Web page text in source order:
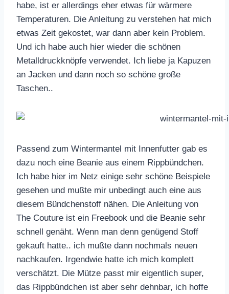
habe, ist er allerdings eher etwas für wärmere
Temperaturen. Die Anleitung zu verstehen hat mich
etwas Zeit gekostet, war dann aber kein Problem.
Und ich habe auch hier wieder die schönen
Metalldruckknöpfe verwendet. Ich liebe ja Kapuzen
an Jacken und dann noch so schöne große
Taschen..
Passend zum Wintermantel mit Innenfutter gab es
dazu noch eine Beanie aus einem Rippbündchen.
Ich habe hier im Netz einige sehr schöne Beispiele
gesehen und mußte mir unbedingt auch eine aus
diesem Bündchenstoff nähen. Die Anleitung von
The Couture ist ein Freebook und die Beanie sehr
schnell genäht. Wenn man denn genügend Stoff
gekauft hatte.. ich mußte dann nochmals neuen
nachkaufen. Irgendwie hatte ich mich komplett
verschätzt. Die Mütze passt mir eigentlich super,
das Rippbündchen ist aber sehr dehnbar, ich hoffe